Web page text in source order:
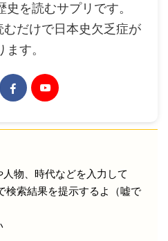
を読むサプリです。
むだけで日本史欠乏症が
ます。
物、時代などを入力して
検索結果を提示するよ（嘘で